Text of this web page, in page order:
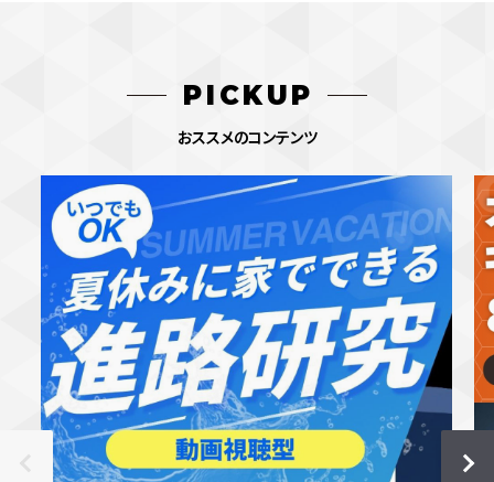
PICKUP
おススメのコンテンツ